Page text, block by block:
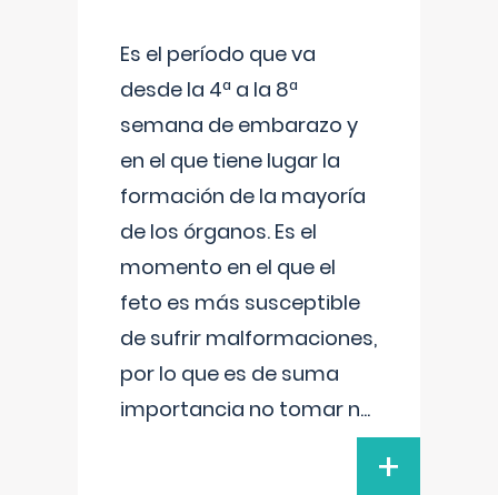
Es el período que va
desde la 4ª a la 8ª
semana de embarazo y
en el que tiene lugar la
formación de la mayoría
de los órganos. Es el
momento en el que el
feto es más susceptible
de sufrir malformaciones,
por lo que es de suma
importancia no tomar n...
+